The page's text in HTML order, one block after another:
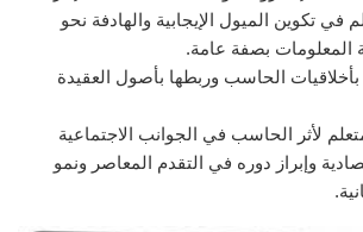
في تكوين الميول الإيجابية والهادفة نحو
المعلومات بصفة عامة.
بأخلاقيات الحاسب وربطها بأصول العقيدة
لأثر الحاسب في الجوانب الاجتماعية
وإبراز دوره في التقدم المعاصر ونمو